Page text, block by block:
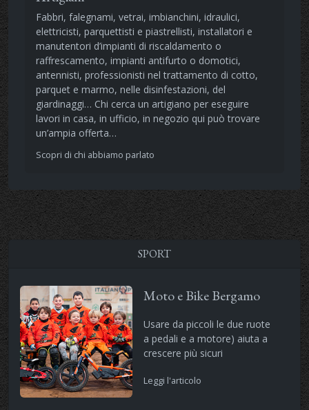
Fabbri, falegnami, vetrai, imbianchini, idraulici,
elettricisti, parquettisti e piastrellisti, installatori e
manutentori d’impianti di riscaldamento o
raffrescamento, impianti antifurto o domotici,
antennisti, professionisti nel trattamento di cotto,
parquet e marmo, nelle disinfestazioni, del
giardinaggi… Chi cerca un artigiano per eseguire
lavori in casa, in ufficio, in negozio qui può trovare
un’ampia offerta…
Scopri di chi abbiamo parlato
SPORT
Moto e Bike Bergamo
Usare da piccoli le due ruote
a pedali e a motore) aiuta a
crescere più sicuri
Leggi l'articolo